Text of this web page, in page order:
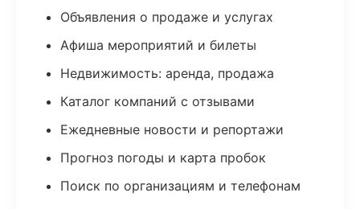
Объявления о продаже и услугах
Афиша мероприятий и билеты
Недвижимость: аренда, продажа
Каталог компаний с отзывами
Ежедневные новости и репортажи
Прогноз погоды и карта пробок
Поиск по организациям и телефонам